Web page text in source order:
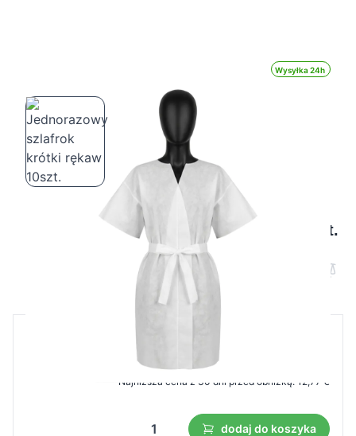
Wysyłka 24h
Jednorazowy szlafrok krótki rękaw 10szt.
Cena detaliczna
Najniższa cena z 30 dni przed obniżką: 12,77 €
dodaj do koszyka